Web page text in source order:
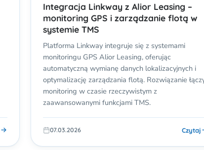
Integracja Linkway z Alior Leasing –
monitoring GPS i zarządzanie flotą w
systemie TMS
Platforma Linkway integruje się z systemami
monitoringu GPS Alior Leasing, oferując
automatyczną wymianę danych lokalizacyjnych i
optymalizację zarządzania flotą. Rozwiązanie
monitoring w czasie rzeczywistym z
zaawansowanymi funkcjami TMS.
07.03.2026 Czytaj